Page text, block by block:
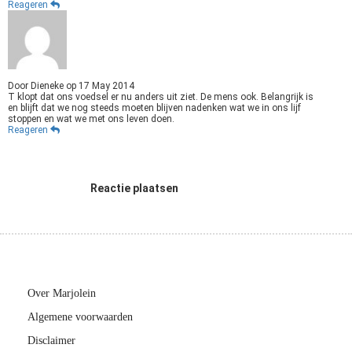
Reageren
Door Dieneke op 17 May 2014
T klopt dat ons voedsel er nu anders uit ziet. De mens ook. Belangrijk is
en blijft dat we nog steeds moeten blijven nadenken wat we in ons lijf
stoppen en wat we met ons leven doen.
Reageren
Reactie plaatsen
Over Marjolein
Algemene voorwaarden
Disclaimer